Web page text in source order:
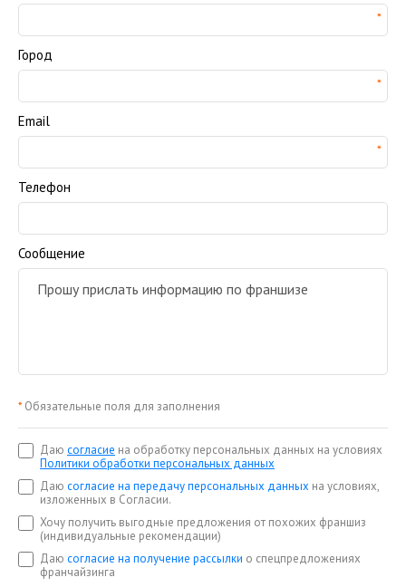
Город
Email
Телефон
Сообщение
* Обязательные поля для заполнения
Даю согласие на обработку персональных данных на условиях
Политики обработки персональных данных
Даю согласие на передачу персональных данных на условиях,
изложенных в Согласии.
Хочу получить выгодные предложения от похожих франшиз
(индивидуальные рекомендации)
Даю согласие на получение рассылки о спецпредложениях
франчайзинга